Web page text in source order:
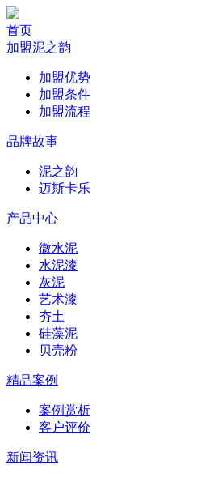
首页
加盟泥之韵
加盟优势
加盟条件
加盟流程
品牌故事
泥之韵
迈斯卡乐
产品中心
微水泥
水泥漆
灰泥
艺术漆
夯土
硅藻泥
贝壳粉
精品案例
案例赏析
客户评价
新闻资讯